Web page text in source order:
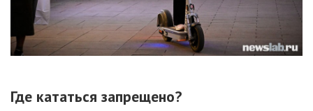
Где кататься запрещено?